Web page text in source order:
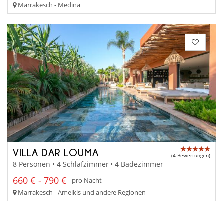
Marrakesch - Medina
VILLA DAR LOUMA (4 Bewertungen)
8 Personen • 4 Schlafzimmer • 4 Badezimmer
660 € - 790 €
pro Nacht
Marrakesch - Amelkis und andere Regionen